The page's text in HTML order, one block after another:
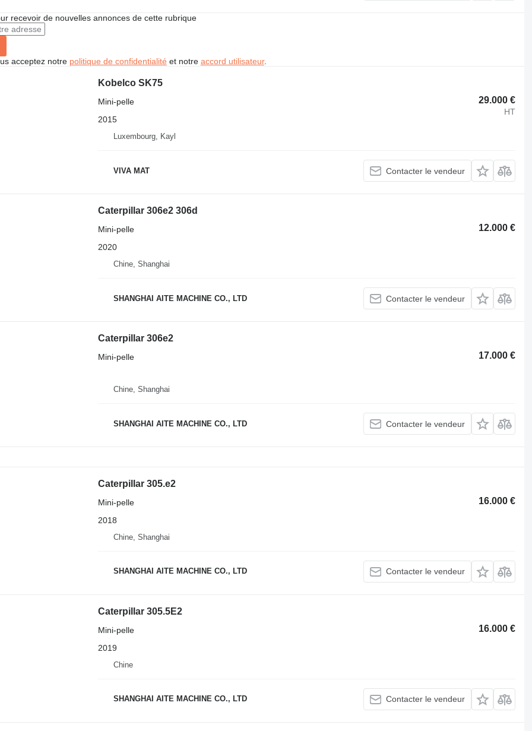
recevoir de nouvelles annonces de cette rubrique
acceptez notre politique de confidentialité et notre accord utilisateur.
Kobelco SK75
29.000 €
HT
Mini-pelle
2015
Luxembourg, Kayl
VIVA MAT Contacter le vendeur
Caterpillar 306e2 306d
12.000 €
Mini-pelle
2020
Chine, Shanghai
SHANGHAI AITE MACHINE CO., LTD Contacter le vendeur
Caterpillar 306e2
17.000 €
Mini-pelle
Chine, Shanghai
SHANGHAI AITE MACHINE CO., LTD Contacter le vendeur
Caterpillar 305.e2
16.000 €
Mini-pelle
2018
Chine, Shanghai
SHANGHAI AITE MACHINE CO., LTD Contacter le vendeur
Caterpillar 305.5E2
16.000 €
Mini-pelle
2019
Chine
SHANGHAI AITE MACHINE CO., LTD Contacter le vendeur